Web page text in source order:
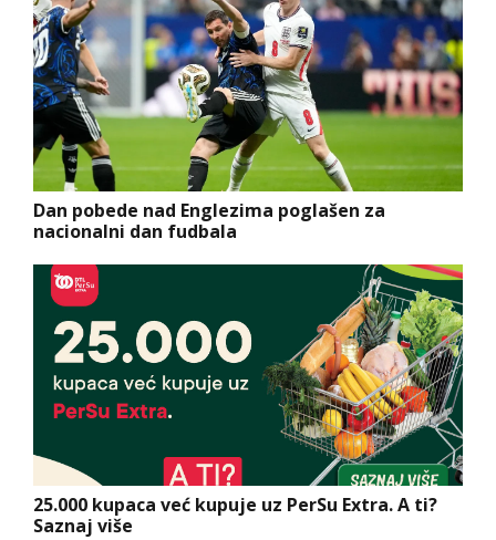
Dan pobede nad Englezima poglašen za
nacionalni dan fudbala
25.000 kupaca već kupuje uz PerSu Extra. A ti?
Saznaj više